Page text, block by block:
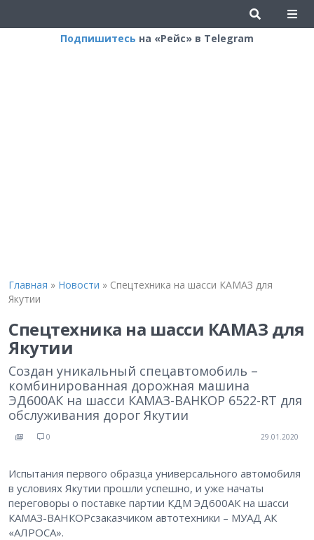
Подпишитесь на «Рейс» в Telegram
Главная » Новости » Спецтехника на шасси КАМАЗ для
Якутии
Спецтехника на шасси КАМАЗ для
Якутии
Создан уникальный спецавтомобиль –
комбинированная дорожная машина
ЭД600АК на шасси КАМАЗ-ВАНКОР 6522-RT для
обслуживания дорог Якутии
0 29.01.2020
Испытания первого образца универсального автомобиля
в условиях Якутии прошли успешно, и уже начаты
переговоры о поставке партии КДМ ЭД600АК на шасси
КАМАЗ-ВАНКОРсзаказчиком автотехники – МУАД АК
«АЛРОСА».